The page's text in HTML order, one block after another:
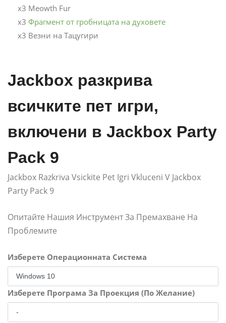
x3 Meowth Fur
x3 Фрагмент от гробницата на духовете
x3 Везни на Тацугири
Jackbox разкрива
всичките пет игри,
включени в Jackbox Party
Pack 9
Jackbox Razkriva Vsickite Pet Igri Vkluceni V Jackbox
Party Pack 9
Опитайте Нашия Инструмент За Премахване На
Проблемите
Изберете Операционната Система
Изберете Програма За Проекция (По Желание)